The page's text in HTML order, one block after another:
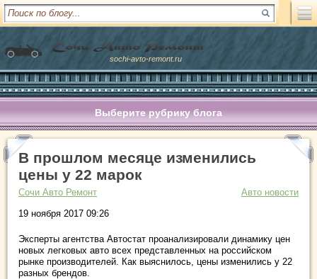
sochi-avto-remont.ru
Выберите рубрику блога
В прошлом месяце изменились
цены у 22 марок
Сочи Авто Ремонт
Авто новости
19 ноября 2017 09:26
Эксперты агентства Автостат проанализировали динамику цен
новых легковых авто всех представленных на российском
рынке производителей. Как выяснилось, цены изменились у 22
разных брендов.